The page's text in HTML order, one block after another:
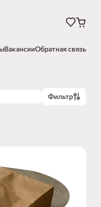
ВакансииОбратная связь
Фильтр